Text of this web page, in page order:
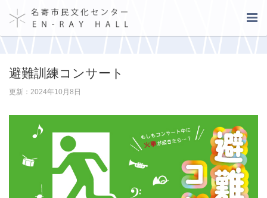
避難訓練コンサート
更新：2024年10月8日